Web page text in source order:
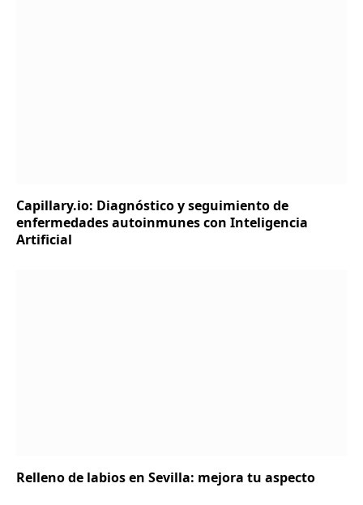
Capillary.io: Diagnóstico y seguimiento de
enfermedades autoinmunes con Inteligencia
Artificial
Relleno de labios en Sevilla: mejora tu aspecto